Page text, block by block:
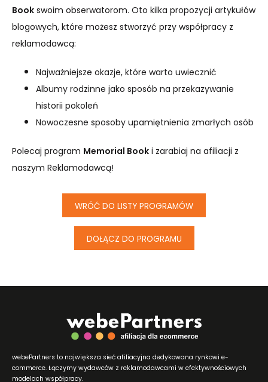
Book swoim obserwatorom. Oto kilka propozycji artykułów
blogowych, które możesz stworzyć przy współpracy z
reklamodawcą:
Najważniejsze okazje, które warto uwiecznić
Albumy rodzinne jako sposób na przekazywanie
historii pokoleń
Nowoczesne sposoby upamiętnienia zmarłych osób
Polecaj program Memorial Book i zarabiaj na afiliacji z
naszym Reklamodawcą!
WRÓĆ DO LISTY PROGRAMÓW
DOŁĄCZ DO PROGRAMU
webePartners to największa sieć afiliacyjna dedykowana rynkowi e-
commerce. Łączymy wydawców z reklamodawcami w efektywnościowych
modelach współpracy.